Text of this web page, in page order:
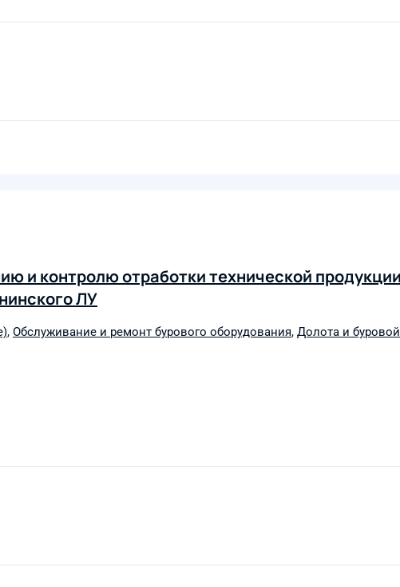
и контролю отработки технической продукции
ЛУ
, Обслуживание и ремонт бурового оборудования, Долота и буровой